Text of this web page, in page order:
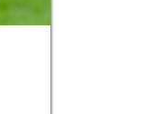
Anfahrt usw.)